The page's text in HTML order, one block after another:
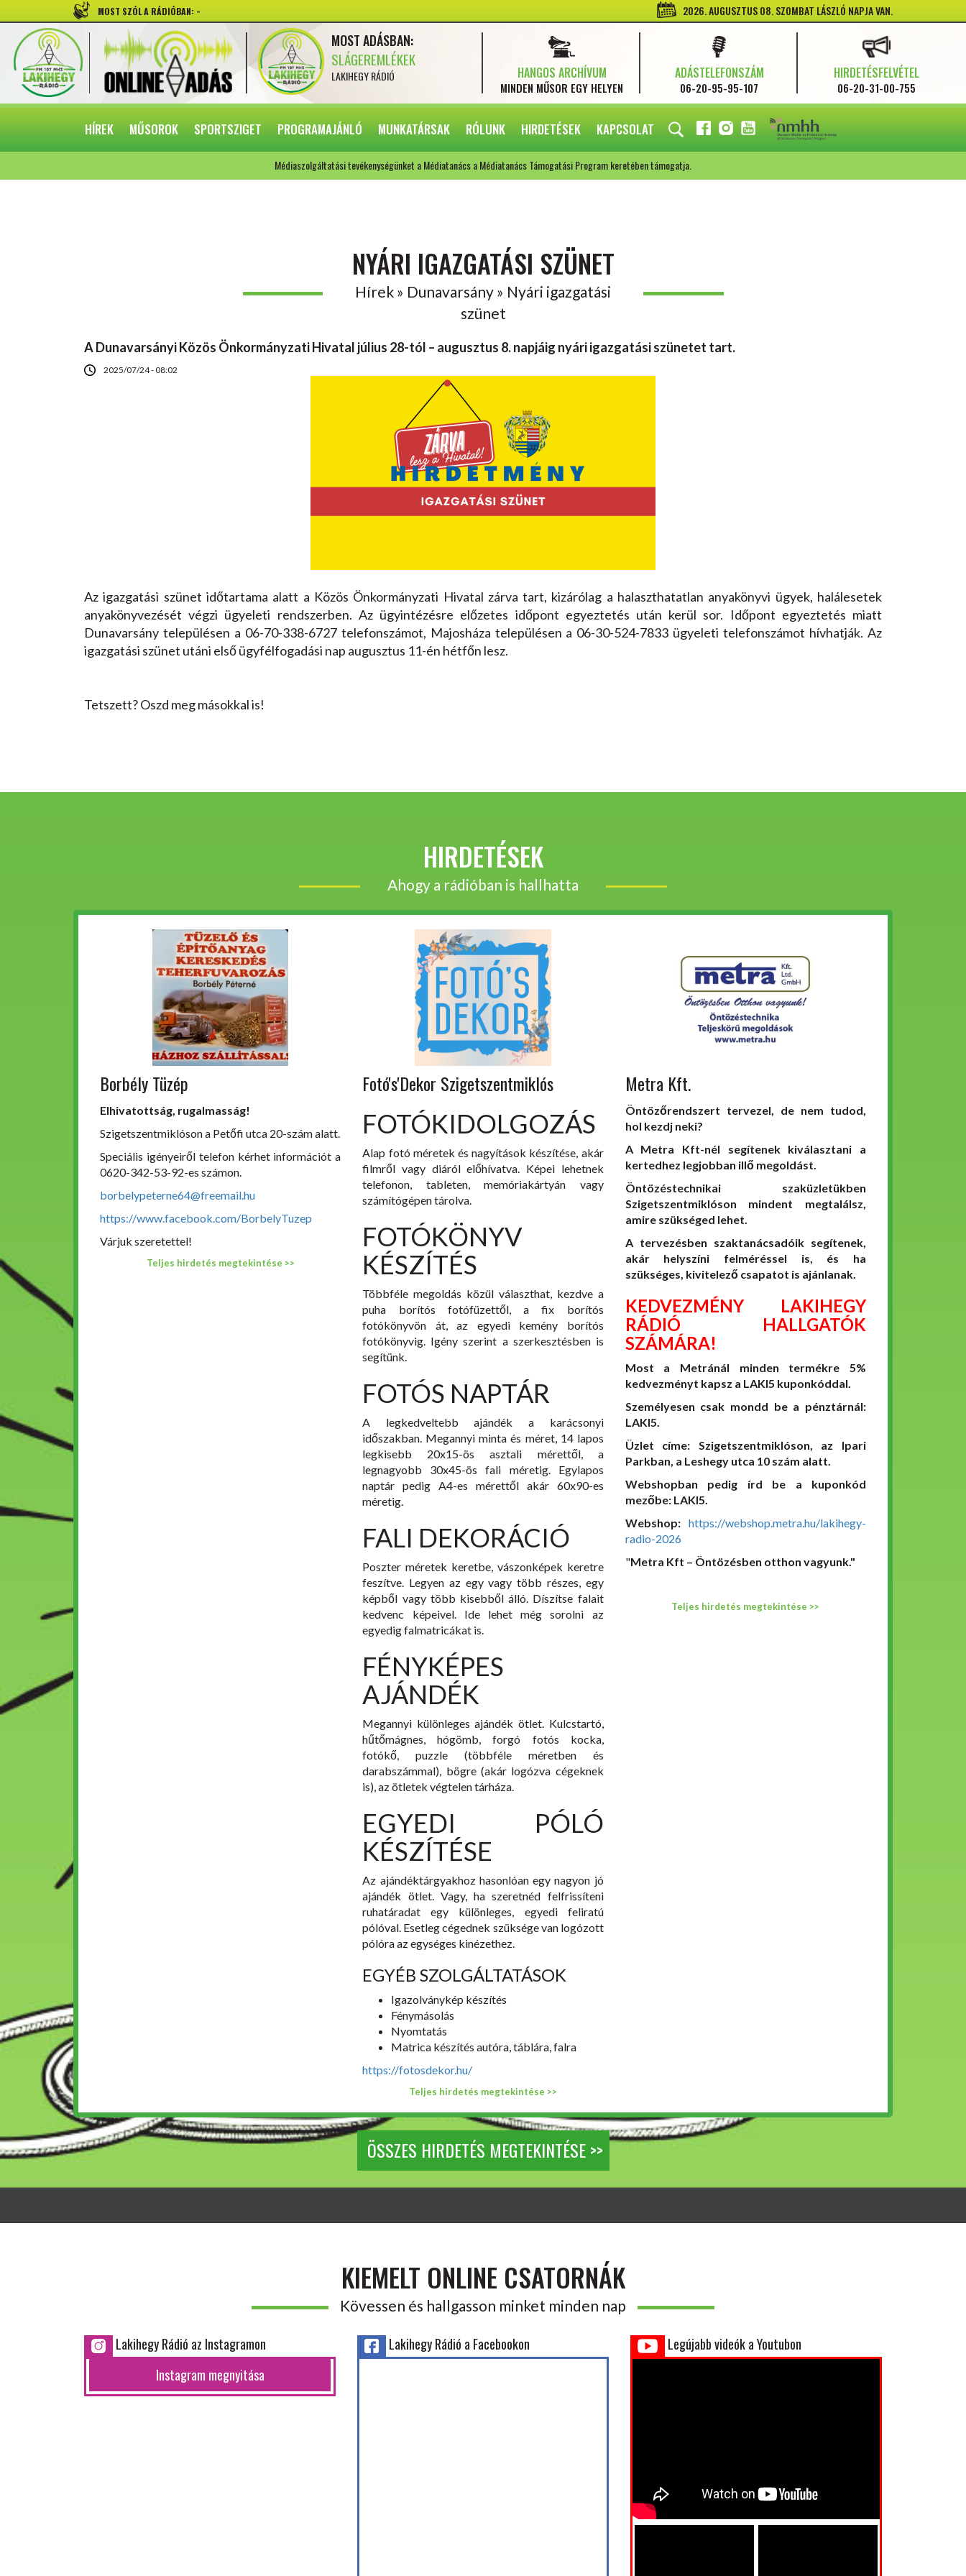
MOST SZÓL A RÁDIÓBAN: - 2026. AUGUSZTUS 08. SZOMBAT LÁSZLÓ NAPJA VAN.
MOST ADÁSBAN:
SLÁGEREMLÉKEK
LAKIHEGY RÁDIÓ HANGOS ARCHÍVUM
MINDEN MŰSOR EGY HELYEN
ADÁSTELEFONSZÁM
06-20-95-95-107
HIRDETÉSFELVÉTEL
06-20-31-00-755
HÍREK MŰSOROK SPORTSZIGET PROGRAMAJÁNLÓ MUNKATÁRSAK RÓLUNK HIRDETÉSEK KAPCSOLAT FACEBOOK
INSTAGRAM
YOUTUBE
Médiaszolgáltatási tevékenységünket a Médiatanács a Médiatanács Támogatási Program keretében támogatja.
NYÁRI IGAZGATÁSI SZÜNET
Hírek » Dunavarsány » Nyári igazgatási
szünet
A Dunavarsányi Közös Önkormányzati Hivatal július 28-tól – augusztus 8. napjáig nyári igazgatási szünetet tart.
2025/07/24 - 08:02
Az igazgatási szünet időtartama alatt a Közös Önkormányzati Hivatal zárva tart, kizárólag a halaszthatatlan anyakönyvi ügyek, halálesetek
anyakönyvezését végzi ügyeleti rendszerben. Az ügyintézésre előzetes időpont egyeztetés után kerül sor. Időpont egyeztetés miatt
Dunavarsány településen a 06-70-338-6727 telefonszámot, Majosháza településen a 06-30-524-7833 ügyeleti telefonszámot hívhatják. Az
igazgatási szünet utáni első ügyfélfogadási nap augusztus 11-én hétfőn lesz.
Tetszett? Oszd meg másokkal is!
HIRDETÉSEK
Ahogy a rádióban is hallhatta
Borbély Tüzép
Elhivatottság, rugalmasság!
Szigetszentmiklóson a Petőfi utca 20-szám alatt.
Speciális igényeiről telefon kérhet információt a
0620-342-53-92-es számon.
borbelypeterne64@freemail.hu
https://www.facebook.com/BorbelyTuzep
Várjuk szeretettel!
Teljes hirdetés megtekintése >>
Fotó's'Dekor Szigetszentmiklós
FOTÓKIDOLGOZÁS
Alap fotó méretek és nagyítások készítése, akár
filmről vagy diáról előhívatva. Képei lehetnek
telefonon, tableten, memóriakártyán vagy
számítógépen tárolva.
FOTÓKÖNYV
KÉSZÍTÉS
Többféle megoldás közül választhat, kezdve a
puha borítós fotófüzettől, a fix borítós
fotókönyvön át, az egyedi kemény borítós
fotókönyvig. Igény szerint a szerkesztésben is
segítünk.
FOTÓS NAPTÁR
A legkedveltebb ajándék a karácsonyi
időszakban. Megannyi minta és méret, 14 lapos
legkisebb 20x15-ös asztali mérettől, a
legnagyobb 30x45-ös fali méretig. Egylapos
naptár pedig A4-es mérettől akár 60x90-es
méretig.
FALI DEKORÁCIÓ
Poszter méretek keretbe, vászonképek keretre
feszítve. Legyen az egy vagy több részes, egy
képből vagy több kisebből álló. Díszítse falait
kedvenc képeivel. Ide lehet még sorolni az
egyedig falmatricákat is.
FÉNYKÉPES
AJÁNDÉK
Megannyi különleges ajándék ötlet. Kulcstartó,
hűtőmágnes, hógömb, forgó fotós kocka,
fotókő, puzzle (többféle méretben és
darabszámmal), bögre (akár logózva cégeknek
is), az ötletek végtelen tárháza.
EGYEDI PÓLÓ
KÉSZÍTÉSE
Az ajándéktárgyakhoz hasonlóan egy nagyon jó
ajándék ötlet. Vagy, ha szeretnéd felfrissíteni
ruhatáradat egy különleges, egyedi feliratú
pólóval. Esetleg cégednek szüksége van logózott
pólóra az egységes kinézethez.
EGYÉB SZOLGÁLTATÁSOK
Igazolványkép készítés
Fénymásolás
Nyomtatás
Matrica készítés autóra, táblára, falra
https://fotosdekor.hu/
Teljes hirdetés megtekintése >>
Metra Kft.
Öntözőrendszert tervezel, de nem tudod,
hol kezdj neki?
A Metra Kft-nél segítenek kiválasztani a
kertedhez legjobban illő megoldást.
Öntözéstechnikai szaküzletükben
Szigetszentmiklóson mindent megtalálsz,
amire szükséged lehet.
A tervezésben szaktanácsadóik segítenek,
akár helyszíni felméréssel is, és ha
szükséges, kivitelező csapatot is ajánlanak.
KEDVEZMÉNY LAKIHEGY
RÁDIÓ HALLGATÓK
SZÁMÁRA!
Most a Metránál minden termékre 5%
kedvezményt kapsz a LAKI5 kuponkóddal.
Személyesen csak mondd be a pénztárnál:
LAKI5.
Üzlet címe: Szigetszentmiklóson, az Ipari
Parkban, a Leshegy utca 10 szám alatt.
Webshopban pedig írd be a kuponkód
mezőbe: LAKI5.
Webshop: https://webshop.metra.hu/lakihegy-
radio-2026
"Metra Kft – Öntözésben otthon vagyunk."
Teljes hirdetés megtekintése >>
ÖSSZES HIRDETÉS MEGTEKINTÉSE >>
KIEMELT ONLINE CSATORNÁK
Kövessen és hallgasson minket minden nap
Lakihegy Rádió az Instagramon
Instagram megnyitása
Lakihegy Rádió a Facebookon Legújabb videók a Youtubon